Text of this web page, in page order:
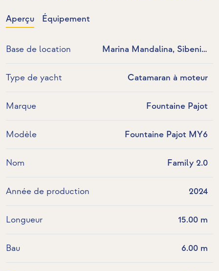
Aperçu Équipement
Base de location
Marina Mandalina, Sibenik,
Type de yacht
Catamaran à moteur
Marque Fountaine Pajot
Modèle Fountaine Pajot MY6
Nom Family 2.0
Année de production 2024
Longueur 15.00 m
Bau 6.00 m